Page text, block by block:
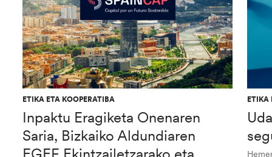
ETIKA ETA KOOPERATIBA
Inpaktu Eragiketa Onenaren
Saria, Bizkaiko Aldundiaren
ETIKA